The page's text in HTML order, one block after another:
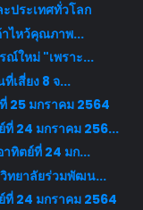
ประเทศทั่วโลก
าไหว้คุณภาพ...
ณ์ใหม่ "เพราะ...
เสี่ยง 8 จ...
25 มกราคม 2564
24 มกราคม 256...
ทิตย์ที่ 24 มก...
ทยาลัยร่วมพัฒน...
24 มกราคม 2564